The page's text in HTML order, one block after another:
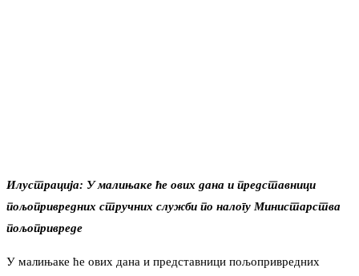
Илустрација: У малињаке ће ових дана и представници
пољопривредних стручних служби по налогу Министарства
пољопривреде
У малињаке ће ових дана и представници пољопривредних